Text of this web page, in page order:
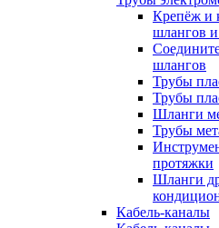
Крепёж и
шлангов и
шлангов
Трубы
Трубы
Шланги
Трубы
протяжки
Шланги
Кабель-каналы